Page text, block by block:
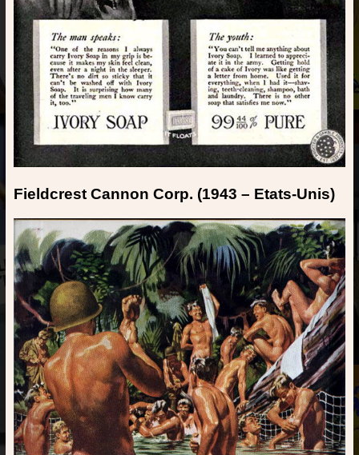
Fieldcrest Cannon Corp. (1943 – Etats-Unis)